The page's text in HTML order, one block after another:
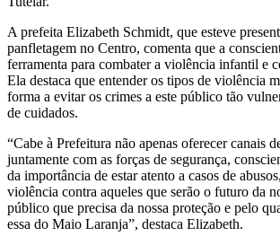
A prefeita Elizabeth Schmidt, que esteve
panfletagem no Centro, comenta que a
ferramenta para combater a violência infantil e
Ela destaca que entender os tipos de violência
forma a evitar os crimes a este público tão
de cuidados.
“Cabe à Prefeitura não apenas oferecer canais
juntamente com as forças de segurança,
da importância de estar atento a casos de
violência contra aqueles que serão o futuro da
público que precisa da nossa proteção e pelo
essa do Maio Laranja”, destaca Elizabeth.